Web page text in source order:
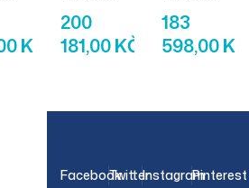
Přidat Do Košíku
KČ
Přidat Do Košíku
Pohon
PAWS
Automati
200
181,00KČ
Pohon
PAWS
C Tetra
183
598,00KČ
FacebookTwitterInstagramPinterest